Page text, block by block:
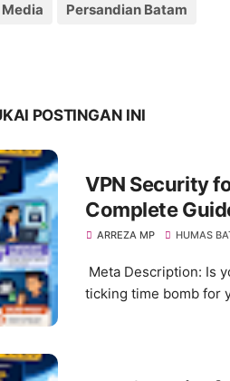
Media Persandian Batam
POSTINGAN INI
VPN Security
Complete
Remote Work
Practices,
Protection, and
ARREZA MP HUMAS
Meta Description: Is
ticking time bomb for